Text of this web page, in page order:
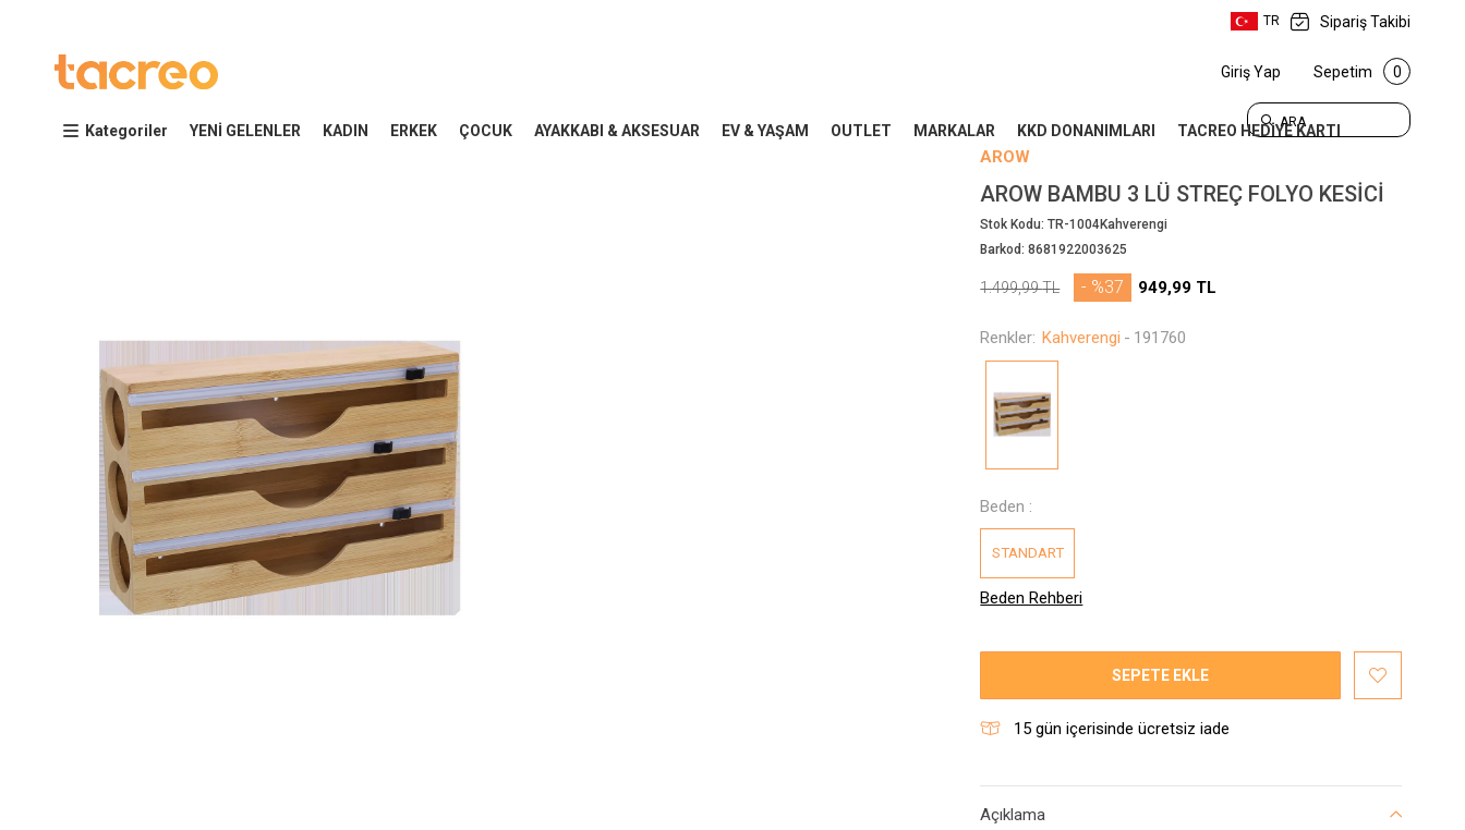
TR Sipariş Takibi
ARA
Giriş Yap Sepetim 0
Kategoriler YENİ GELENLER KADIN ERKEK ÇOCUK AYAKKABI & AKSESUAR EV & YAŞAM OUTLET MARKALAR KKD DONANIMLARI TACREO HEDİYE KARTI
AROW
AROW BAMBU 3 LÜ STREÇ FOLYO KESICI
Stok Kodu:TR-1004Kahverengi
Barkod:8681922003625
1.499,99TL 949,99 TL
- %37
Beden Rehberi
Beden :
STANDART
Renkler: Kahverengi - 191760
SEPETE EKLE
15 gün içerisinde ücretsiz iade
Açıklama